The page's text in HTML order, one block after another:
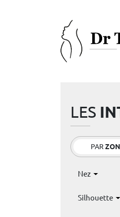
LES
PAR
Nez
Silhouette